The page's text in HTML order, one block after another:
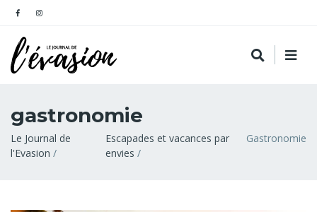
gastronomie
Fil
d'Ariane
Le Journal de
l'Evasion
Escapades et vacances par
envies
Gastronomie